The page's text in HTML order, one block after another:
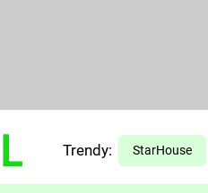
PREDÁTOR
Trendy: StarHouse